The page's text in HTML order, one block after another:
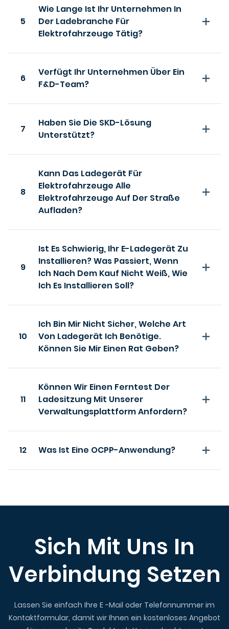
5
Wie Lange Ist Ihr Unternehmen In
Der Ladebranche Für
Elektrofahrzeuge Tätig?
6
Verfügt Ihr Unternehmen Über Ein
F&D-Team?
7
Haben Sie Die SKD-Lösung
Unterstützt?
8
Kann Das Ladegerät Für
Elektrofahrzeuge Alle
Elektrofahrzeuge Auf Der Straße
Aufladen?
9
Ist Es Schwierig, Ihr E-Ladegerät Zu
Installieren? Was Passiert, Wenn
Ich Nach Dem Kauf Nicht Weiß, Wie
Ich Es Installieren Soll?
10
Ich Bin Mir Nicht Sicher, Welche Art
Von Ladegerät Ich Benötige.
Können Sie Mir Einen Rat Geben?
11
Können Wir Einen Ferntest Der
Ladesitzung Mit Unserer
Verwaltungsplattform Anfordern?
12 Was Ist Eine OCPP-Anwendung?
Sich Mit Uns In
Verbindung Setzen
Lassen Sie einfach Ihre E -Mail oder Telefonnummer im
Kontaktformular, damit wir Ihnen ein kostenloses Angebot